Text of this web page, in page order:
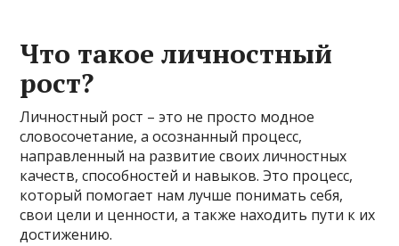
Что такое личностный
рост?
Личностный рост – это не просто модное
словосочетание, а осознанный процесс,
направленный на развитие своих личностных
качеств, способностей и навыков. Это процесс,
который помогает нам лучше понимать себя,
свои цели и ценности, а также находить пути к их
достижению.